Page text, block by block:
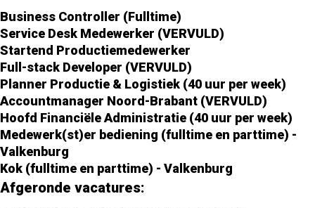
Business Controller (Fulltime)
Service Desk Medewerker (VERVULD)
Startend Productiemedewerker
Full-stack Developer (VERVULD)
Planner Productie & Logistiek (40 uur per week)
Accountmanager Noord-Brabant (VERVULD)
Hoofd Financiële Administratie (40 uur per week)
Medewerk(st)er bediening (fulltime en parttime) -
Valkenburg
Kok (fulltime en parttime) - Valkenburg
Afgeronde vacatures: